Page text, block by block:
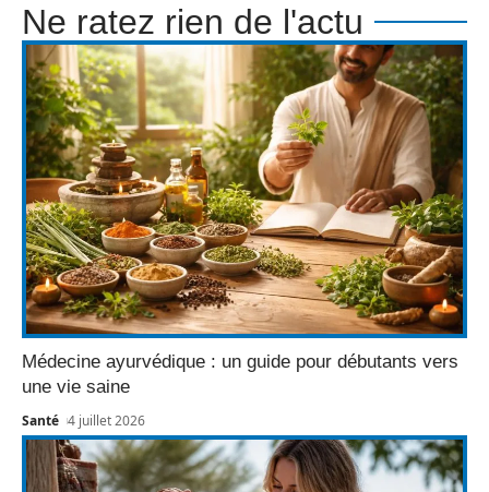
Ne ratez rien de l'actu
Médecine ayurvédique : un guide pour débutants vers
une vie saine
Santé 4 juillet 2026